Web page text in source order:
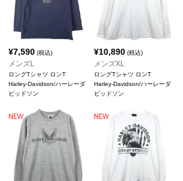
¥7,590(税込)
メンズL
ロングTシャツ ロンT
Harley-Davidson/ハーレーダ
ビッドソン
¥10,890 (税込)
メンズXL
ロングTシャツ ロンT
Harley-Davidson/ハーレーダ
ビッドソン